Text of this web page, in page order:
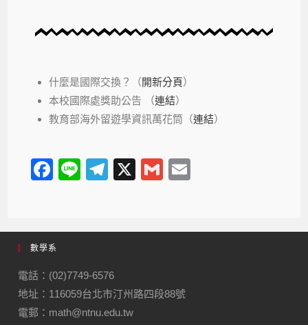
什麼是國際交換？（開新分頁）
本校國際處獎助公告 （連結）
教育部海外留遊學資訊萬花筒（連結）
F
e
b
o
o
Li
T
gr
m
X
G
數學系
電話：(02)7749-6576
地址：116059台北市汀州路四段88號
電郵：math@ntnu.edu.tw